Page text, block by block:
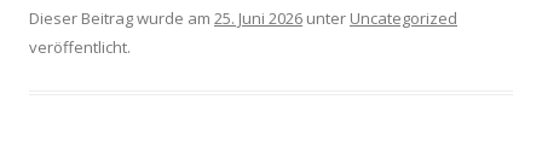
Dieser Beitrag wurde am 25. Juni 2026 unter Uncategorized
veröffentlicht.